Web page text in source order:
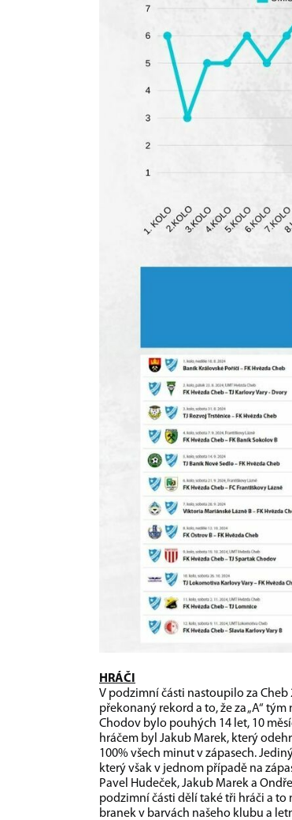
HRÁČI
V podzimní části nastoupilo za
překonaný rekord a to, že za „A“
Chodov bylo pouhých 14 let, 10
hráčem byl Jakub Marek, který
100% všech minut v zápasech.
který však v jednom případě na
Pavel Hudeček, Jakub Marek a
podzimní části dělí také tři hráči a to
branek v barvách našeho klubu a